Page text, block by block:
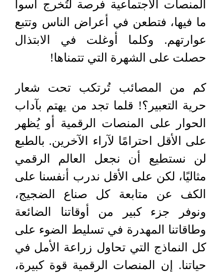
المنصات الاجتماعية فرصة لتُخرج أسوأ
ما فيها، فتطعن في أعراض الناس وتتبع
عوارتهم. وكلما أوغلت في الابتذال
حصلت على الشهرة التي تتمناها!
كم من المصائب تُرتكب تحت شعار
حرية التعبير؟! قلما تجد من يهتم بآداب
الحوار على المنصات الرقمية أو يُظهر
على الأقل احترامًا لآراء الآخرين. بالطبع
لن نستطيع أن نجعل العالم الرقمي
مثاليًا، لكن على الأقل ندرب أنفسنا على
الكف عن متابعة كل صناع الضجيج،
ونوفر جزء كبير من أوقاتنا الضائعة
وطاقاتنا المهدرة في تسليط الضوء على
كل النماذج التي تحاول زراعة الأمل في
حياتنا. إن المنصات الرقمية قوة كبيرة،